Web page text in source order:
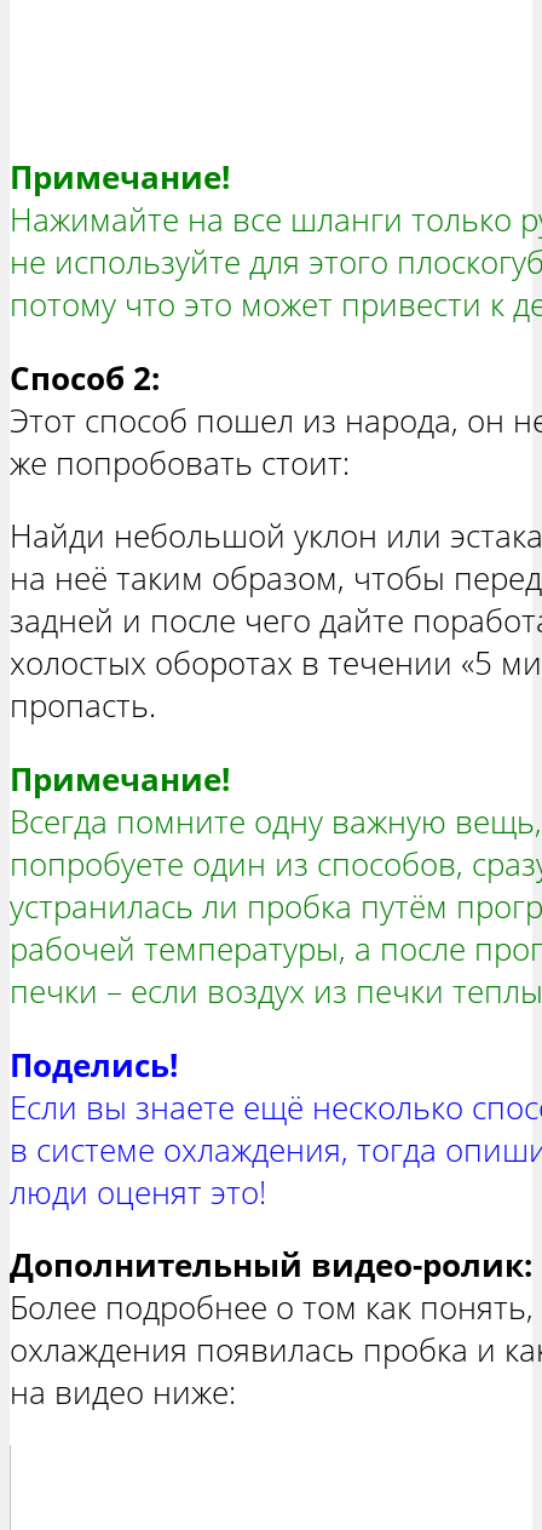
Примечание!
Нажимайте на все шланги только
не используйте для этого
потому что это может привести к
Способ 2:
Этот способ пошел из народа, он
же попробовать стоит:
Найди небольшой уклон или
на неё таким образом, чтобы
задней и после чего дайте
холостых оборотах в течении «5
пропасть.
Примечание!
Всегда помните одну важную
попробуете один из способов,
устранилась ли пробка путём
рабочей температуры, а после
печки – если воздух из печки
Поделись!
Если вы знаете ещё несколько
в системе охлаждения, тогда
люди оценят это!
Дополнительный видео-ролик:
Более подробнее о том как понять,
охлаждения появилась пробка и
на видео ниже: